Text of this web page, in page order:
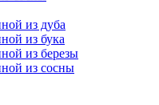
из дуба
из бука
из березы
из сосны